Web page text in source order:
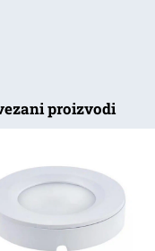
proizvodi